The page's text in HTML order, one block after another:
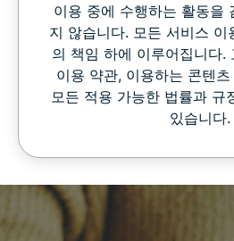
이용 중에 수행하는 활동을
지 않습니다. 모든 서비스 이
의 책임 하에 이루어집니다.
이용 약관, 이용하는 콘텐
모든 적용 가능한 법률과 규
있습니다.